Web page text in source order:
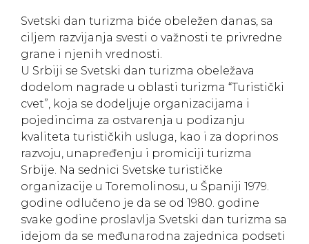
Svetski dan turizma biće obeležen danas, sa
ciljem razvijanja svesti o važnosti te privredne
grane i njenih vrednosti.
U Srbiji se Svetski dan turizma obeležava
dodelom nagrade u oblasti turizma “Turistički
cvet”, koja se dodeljuje organizacijama i
pojedincima za ostvarenja u podizanju
kvaliteta turističkih usluga, kao i za doprinos
razvoju, unapređenju i promiciji turizma
Srbije. Na sednici Svetske turističke
organizacije u Toremolinosu, u Španiji 1979.
godine odlučeno je da se od 1980. godine
svake godine proslavlja Svetski dan turizma sa
idejom da se međunarodna zajednica podseti